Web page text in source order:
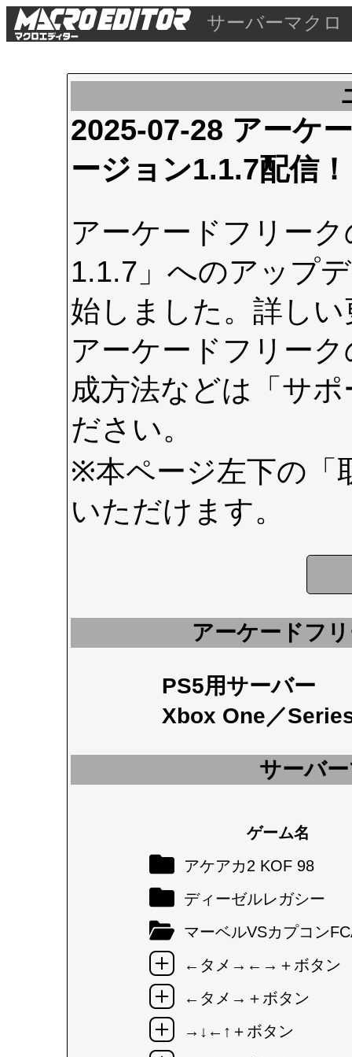
サーバーマクロ
2025-07-28 アーケ
ージョン1.1.7配信！
アーケードフリー
1.1.7」へのアップ
始しました。詳し
アーケードフリー
成方法などは 「サ
ださい。
※本ページ左下の
いただけます。
アーケードフ
PS5用サーバー
Xbox One／
サーバ
ゲーム名
アケアカ2 KOF 98
ディーゼルレガシー
マーベルVSカプコン
←タメ→←→＋ボタン
←タメ→＋ボタン
→↓←↑＋ボタン